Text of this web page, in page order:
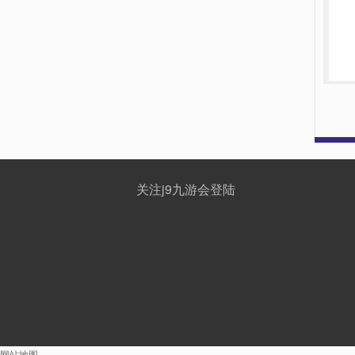
关注j9九游会登陆